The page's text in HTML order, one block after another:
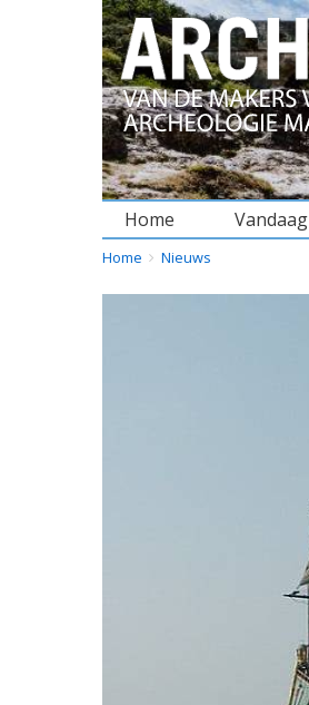
Home Vandaag
BREADCRUMBS
YOU
Home Nieuws